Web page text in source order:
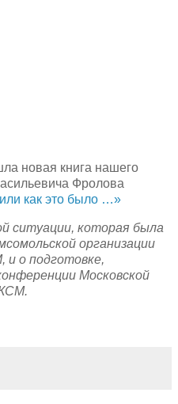
новая книга нашего
Фролова
как это было …»
ситуации, которая была
организации
и о подготовке,
Московской